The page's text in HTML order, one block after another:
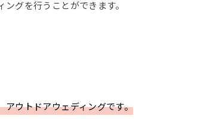
グを行うことができます。
アウトドアウェディングです。